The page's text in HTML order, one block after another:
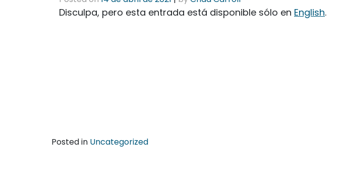
Disculpa, pero esta entrada está disponible sólo en English.
Posted in Uncategorized